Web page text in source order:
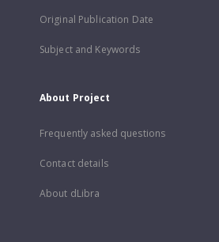
Original Publication Date
Subject and Keywords
About Project
Frequently asked questions
Contact details
About dLibra